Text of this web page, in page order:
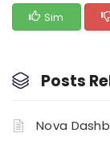
Sim
Posts
Nova